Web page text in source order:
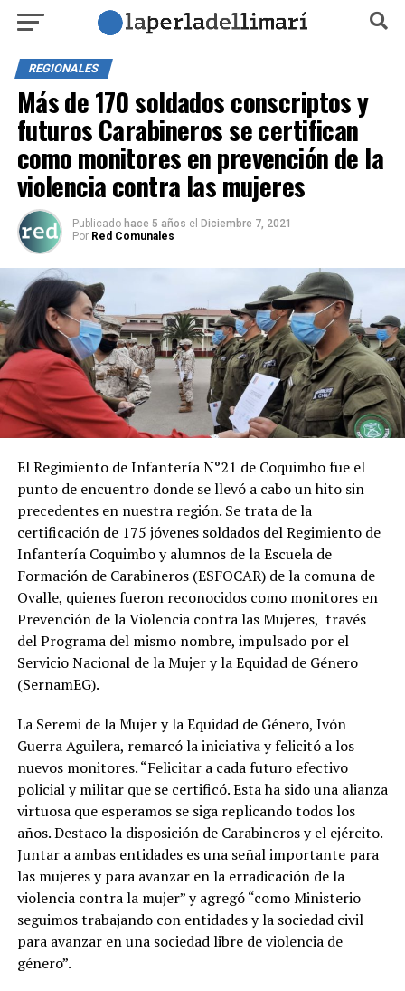
REGIONALES
Más de 170 soldados conscriptos y
futuros Carabineros se certifican
como monitores en prevención de la
violencia contra las mujeres
Publicado hace 5 años el Diciembre 7, 2021
Por Red Comunales
El Regimiento de Infantería N°21 de Coquimbo fue el
punto de encuentro donde se llevó a cabo un hito sin
precedentes en nuestra región. Se trata de la
certificación de 175 jóvenes soldados del Regimiento de
Infantería Coquimbo y alumnos de la Escuela de
Formación de Carabineros (ESFOCAR) de la comuna de
Ovalle, quienes fueron reconocidos como monitores en
Prevención de la Violencia contra las Mujeres, través
del Programa del mismo nombre, impulsado por el
Servicio Nacional de la Mujer y la Equidad de Género
(SernamEG).
La Seremi de la Mujer y la Equidad de Género, Ivón
Guerra Aguilera, remarcó la iniciativa y felicitó a los
nuevos monitores. “Felicitar a cada futuro efectivo
policial y militar que se certificó. Esta ha sido una alianza
virtuosa que esperamos se siga replicando todos los
años. Destaco la disposición de Carabineros y el ejército.
Juntar a ambas entidades es una señal importante para
las mujeres y para avanzar en la erradicación de la
violencia contra la mujer” y agregó “como Ministerio
seguimos trabajando con entidades y la sociedad civil
para avanzar en una sociedad libre de violencia de
género”.